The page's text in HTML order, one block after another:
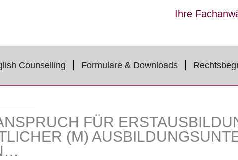
Ihre
Counselling Formulare & Downloads
FÜR
(M)